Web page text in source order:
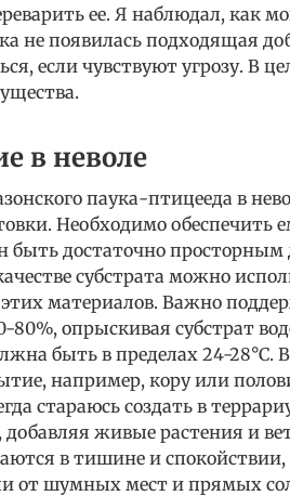
ее. Я наблюдал, как
не появилась подходящая
если чувствуют угрозу. В
в неволе
паука-птицееда в
Необходимо обеспечить
достаточно просторным
субстрата можно
материалов. Важно
80%, опрыскивая субстрат
быть в пределах 24-28°C.
например, кору или
стараюсь создать в
добавляя живые растения и
в тишине и спокойствии,
от шумных мест и прямых